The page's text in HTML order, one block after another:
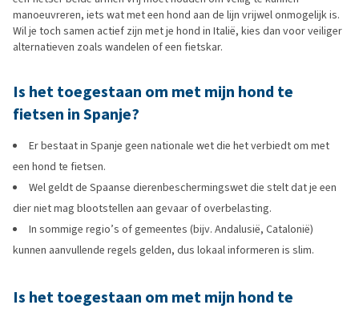
manoeuvreren, iets wat met een hond aan de lijn vrijwel onmogelijk is.
Wil je toch samen actief zijn met je hond in Italië, kies dan voor veiliger
alternatieven zoals wandelen of een fietskar.
Is het toegestaan om met mijn hond te
fietsen in Spanje?
Er bestaat in Spanje geen nationale wet die het verbiedt om met
een hond te fietsen.
Wel geldt de Spaanse dierenbeschermingswet die stelt dat je een
dier niet mag blootstellen aan gevaar of overbelasting.
In sommige regio’s of gemeentes (bijv. Andalusië, Catalonië)
kunnen aanvullende regels gelden, dus lokaal informeren is slim.
Is het toegestaan om met mijn hond te